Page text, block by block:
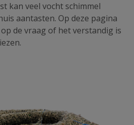
kan veel vocht schimmel
aantasten. Op deze pagina
de vraag of het verstandig is